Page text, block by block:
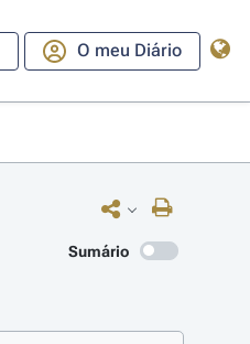
O meu Diário
Sumário